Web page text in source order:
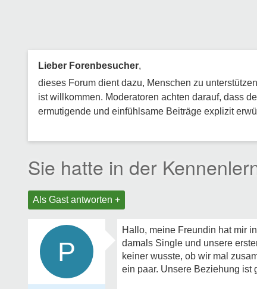
Lieber Forenbesucher,
dieses Forum dient dazu, Menschen zu
ist willkommen. Moderatoren achten darauf, dass
ermutigende und einfühlsame Beiträge explizit
Sie hatte in der
Als Gast antworten +
P
Hallo, meine Freundin hat mir
damals Single und unsere
keiner wusste, ob wir mal
ein paar. Unsere Beziehung ist